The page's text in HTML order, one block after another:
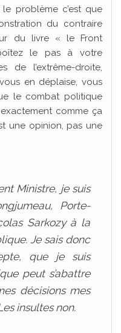
problème c’est que
du contraire
du livre « le Front
le pas à votre
de l’extrême-droite,
en déplaise, vous
le combat politique
comme ça
une opinion, pas une
Ministre, je suis
Porte-
Sarkozy à la
Je sais donc
que je suis
peut s’abattre
décisions mes
insultes non.